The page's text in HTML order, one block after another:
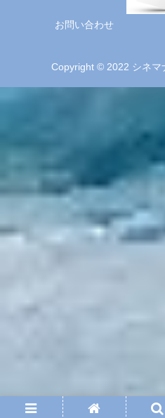
お問い合わせ
Copyright © 2022 シネマ